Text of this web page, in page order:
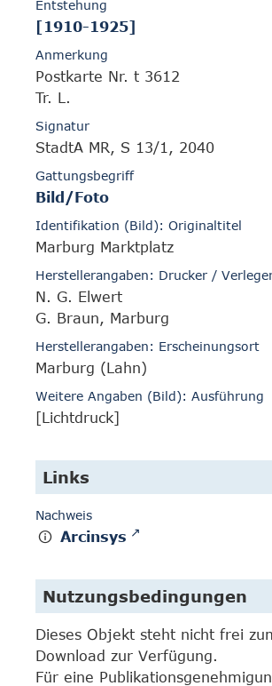
Entstehung
[1910-1925]
Anmerkung
Postkarte Nr. t 3612
Tr. L.
Signatur
StadtA MR, S 13/1, 2040
Gattungsbegriff
Bild/Foto
Identifikation (Bild): Originaltitel
Marburg Marktplatz
Herstellerangaben: Drucker /
N. G. Elwert
G. Braun, Marburg
Herstellerangaben: Erscheinungsort
Marburg (Lahn)
Weitere Angaben (Bild): Ausführung
[Lichtdruck]
Links
Nachweis
Arcinsys
Nutzungsbedingungen
Dieses Objekt steht nicht frei
Download zur Verfügung.
Für eine